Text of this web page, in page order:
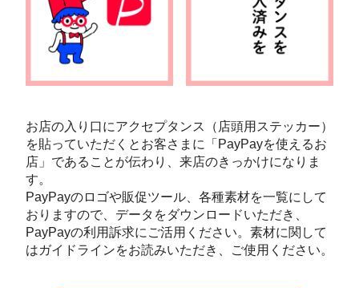
お店の入り口にアクセプタンス（店頭用ステッカー）
を貼っていただくとお客さまに「PayPayを使えるお
店」であることが伝わり、来店のきっかけになりま
す。
PayPayのロゴや販促ツール、各種素材を一覧にして
おりますので、データをダウンロードいただき、
PayPayの利用訴求にご活用ください。素材に関して
はガイドラインをお読みいただき、ご使用ください。